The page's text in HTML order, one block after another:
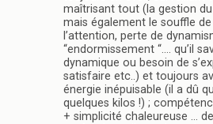
maîtrisant tout (la gestion
mais également le souffle de
l’attention, perte de
“endormissement “…. qu’il
dynamique ou besoin de
satisfaire etc..) et toujours
énergie inépuisable (il a dû
quelques kilos !) ;
+ simplicité chaleureuse …